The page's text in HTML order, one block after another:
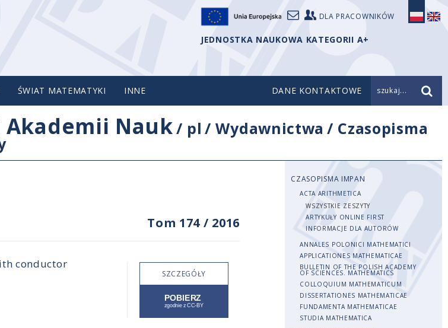
DLA PRACOWNIKÓW
JEDNOSTKA NAUKOWA KATEGORII A+
ŚWIAT MATEMATYKI INNE DANE KONTAKTOWE szukaj...
Nauk/ pl /Wydawnictwa / Czasopisma
Tom 174 / 2016
conductor
SZCZEGÓŁY
CZASOPISMA IMPAN
ACTA ARITHMETICA
WSZYSTKIE ZESZYTY
ARTYKUŁY ONLINE FIRST
INFORMACJE DLA AUTORÓW
ANNALES POLONICI MATHEMATICI
APPLICATIONES MATHEMATICAE
BULLETIN OF THE POLISH ACADEMY
OF SCIENCES. MATHEMATICS
COLLOQUIUM MATHEMATICUM
DISSERTATIONES MATHEMATICAE
FUNDAMENTA MATHEMATICAE
STUDIA MATHEMATICA